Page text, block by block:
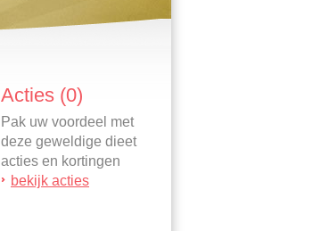
Acties (0)
Pak uw voordeel met
deze geweldige dieet
acties en kortingen
bekijk acties